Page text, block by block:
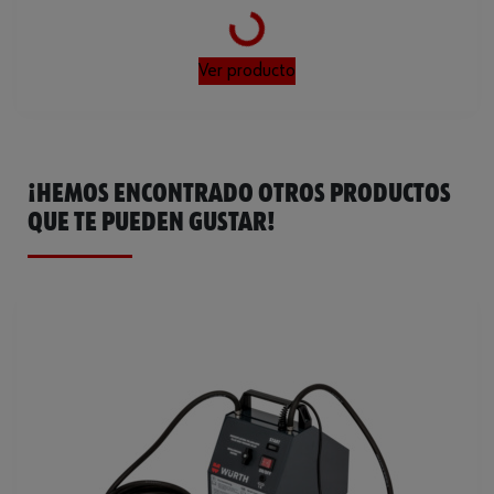
Loading...
Ver producto
¡HEMOS ENCONTRADO OTROS PRODUCTOS
QUE TE PUEDEN GUSTAR!